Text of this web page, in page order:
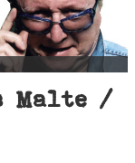
Malte /